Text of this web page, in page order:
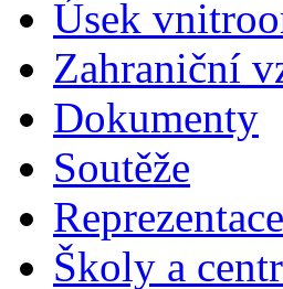
Úsek
Zahraniční
Dokumenty
Soutěže
Reprezentace
Školy a